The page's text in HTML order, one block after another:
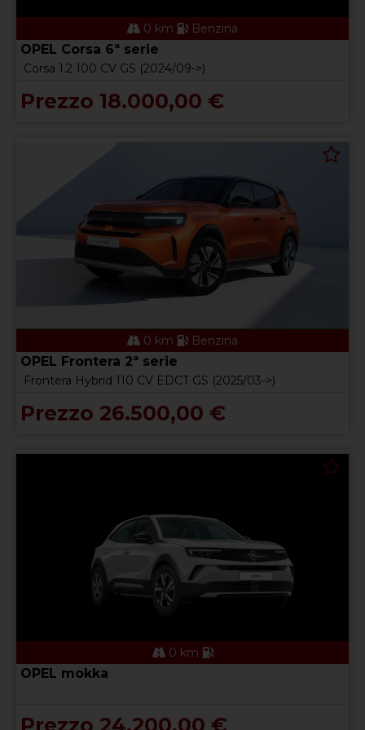
0 km Benzina
OPEL Corsa 6ª serie
Corsa 1.2 100 CV GS (2024/09->)
Prezzo 18.000,00 €
0 km Benzina
OPEL Frontera 2ª serie
Frontera Hybrid 110 CV EDCT GS (2025/03->)
Prezzo 26.500,00 €
0 km
OPEL mokka
Prezzo 24.200,00 €